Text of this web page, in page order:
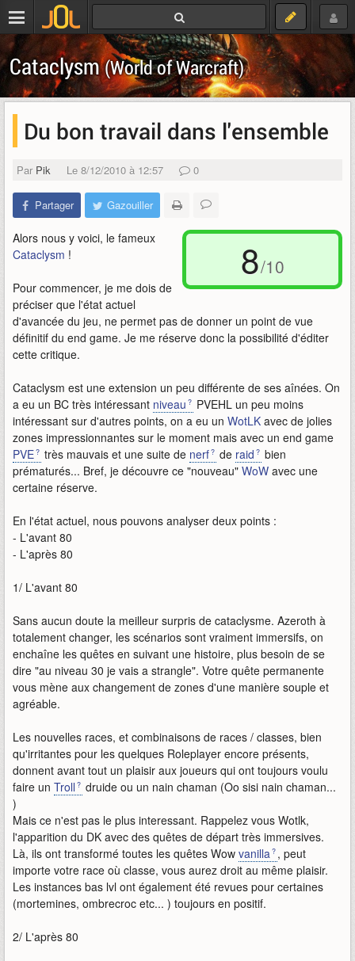
Cataclysm(World of Warcraft)
Du bon travail dans l'ensemble
Par Pik Le 8/12/2010 à 12:57 0
Partager Gazouiller
8/10
Alors nous y voici, le fameux
Cataclysm !
Pour commencer, je me dois de
préciser que l'état actuel
d'avancée du jeu, ne permet pas de donner un point de vue
définitif du end game. Je me réserve donc la possibilité d'éditer
cette critique.
Cataclysm est une extension un peu différente de ses aînées. On
a eu un BC très intéressant niveau
PVEHL un peu moins
intéressant sur d'autres points, on a eu un WotLK avec de jolies
zones impressionnantes sur le moment mais avec un end game
PVE
très mauvais et une suite de nerf de raid
bien
prématurés... Bref, je découvre ce "nouveau" WoW avec une
certaine réserve.
En l'état actuel, nous pouvons analyser deux points :
- L'avant 80
- L'après 80
1/ L'avant 80
Sans aucun doute la meilleur surpris de cataclysme. Azeroth à
totalement changer, les scénarios sont vraiment immersifs, on
enchaîne les quêtes en suivant une histoire, plus besoin de se
dire "au niveau 30 je vais a strangle". Votre quête permanente
vous mène aux changement de zones d'une manière souple et
agréable.
Les nouvelles races, et combinaisons de races / classes, bien
qu'irritantes pour les quelques Roleplayer encore présents,
donnent avant tout un plaisir aux joueurs qui ont toujours voulu
faire un Troll
druide ou un nain chaman (Oo sisi nain chaman...
)
Mais ce n'est pas le plus interessant. Rappelez vous Wotlk,
l'apparition du DK avec des quêtes de départ très immersives.
Là, ils ont transformé toutes les quêtes Wow vanilla , peut
importe votre race où classe, vous aurez droit au même plaisir.
Les instances bas lvl ont également été revues pour certaines
(mortemines, ombrecroc etc... ) toujours en positif.
2/ L'après 80